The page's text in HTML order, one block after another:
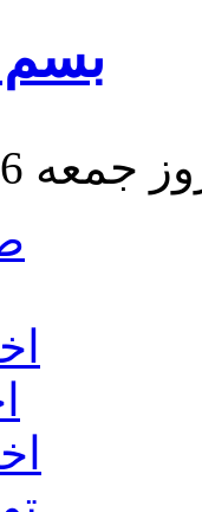
16 مرداد 1405